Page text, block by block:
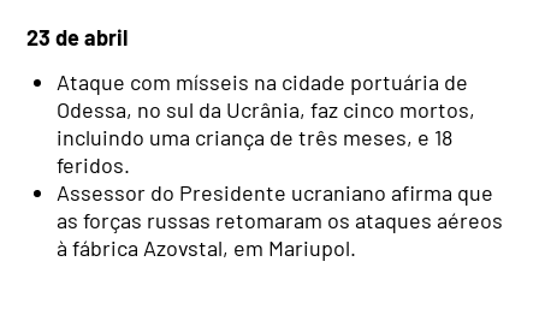
23 de abril
Ataque com mísseis na cidade portuária de
Odessa, no sul da Ucrânia, faz cinco mortos,
incluindo uma criança de três meses, e 18
feridos.
Assessor do Presidente ucraniano afirma que
as forças russas retomaram os ataques aéreos
à fábrica Azovstal, em Mariupol.